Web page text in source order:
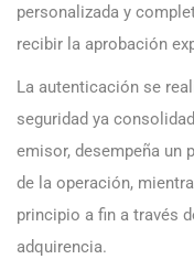
personalizada y
recibir la aprobación
La autenticación se
seguridad ya
emisor, desempeña un
de la operación,
principio a fin a través
adquirencia.